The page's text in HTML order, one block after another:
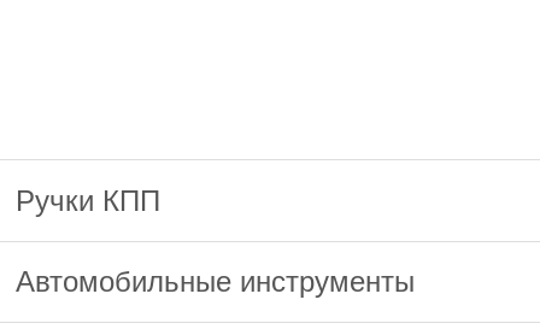
Ручки КПП
Автомобильные инструменты